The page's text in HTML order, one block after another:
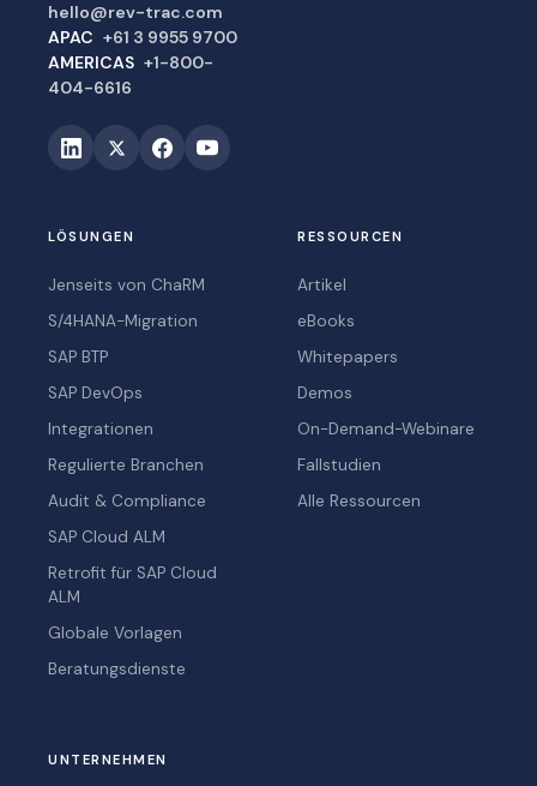
hello@rev-trac.com
APAC +61 3 9955 9700
AMERICAS +1-800-
404-6616
LÖSUNGEN
Jenseits von ChaRM
S/4HANA-Migration
SAP BTP
SAP DevOps
Integrationen
Regulierte Branchen
Audit & Compliance
SAP Cloud ALM
Retrofit für SAP Cloud
ALM
Globale Vorlagen
Beratungsdienste
RESSOURCEN
Artikel
eBooks
Whitepapers
Demos
On-Demand-Webinare
Fallstudien
Alle Ressourcen
UNTERNEHMEN